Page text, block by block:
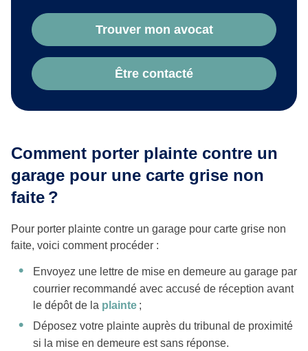
Trouver mon avocat
Être contacté
Comment porter plainte contre un
garage pour une carte grise non
faite ?
Pour porter plainte contre un garage pour carte grise non
faite, voici comment procéder :
Envoyez une lettre de mise en demeure au garage par
courrier recommandé avec accusé de réception avant
le dépôt de la plainte ;
Déposez votre plainte auprès du tribunal de proximité
si la mise en demeure est sans réponse.